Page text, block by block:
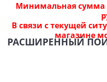
Минимальная сумма
В связи с текущей
магазине
РАСШИРЕННЫЙ